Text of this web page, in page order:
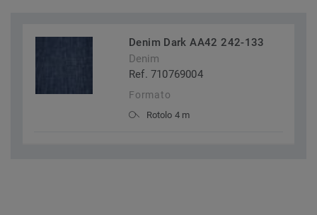
Denim Dark AA42 242-133
Denim
Ref. 710769004
Formato
Rotolo 4 m